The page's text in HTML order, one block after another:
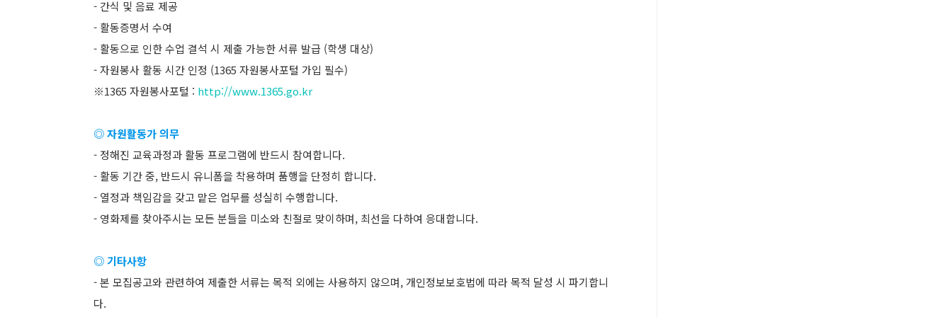
- 간식 및 음료 제공
- 활동증명서 수여
- 활동으로 인한 수업 결석 시 제출 가능한 서류 발급 (학생 대상)
- 자원봉사 활동 시간 인정 (1365 자원봉사포털 가입 필수)
※1365 자원봉사포털 : http://www.1365.go.kr
◎ 자원활동가 의무
- 정해진 교육과정과 활동 프로그램에 반드시 참여합니다.
- 활동 기간 중, 반드시 유니폼을 착용하며 품행을 단정히 합니다.
- 열정과 책임감을 갖고 맡은 업무를 성실히 수행합니다.
- 영화제를 찾아주시는 모든 분들을 미소와 친절로 맞이하며, 최선을 다하여 응대합니다.
◎ 기타사항
- 본 모집공고와 관련하여 제출한 서류는 목적 외에는 사용하지 않으며, 개인정보보호법에 따라 목적 달성 시 파기합니
다.